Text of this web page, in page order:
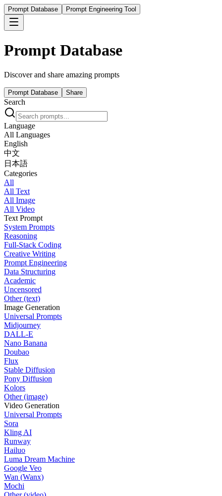
Prompt Database Prompt Engineering Tool
Prompt Database
Discover and share amazing prompts
Prompt Database Share
Search
Language
All Languages
English
中文
日本語
Categories
All
All Text
All Image
All Video
Text Prompt
System Prompts
Reasoning
Full-Stack Coding
Creative Writing
Prompt Engineering
Data Structuring
Academic
Uncensored
Other (text)
Image Generation
Universal Prompts
Midjourney
DALL-E
Nano Banana
Doubao
Flux
Stable Diffusion
Pony Diffusion
Kolors
Other (image)
Video Generation
Universal Prompts
Sora
Kling AI
Runway
Hailuo
Luma Dream Machine
Google Veo
Wan (Wanx)
Mochi